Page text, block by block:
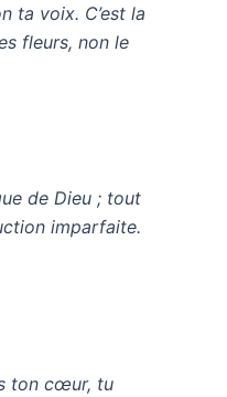
ta voix. C’est la
fleurs, non le
de Dieu ; tout
imparfaite.
ton cœur, tu